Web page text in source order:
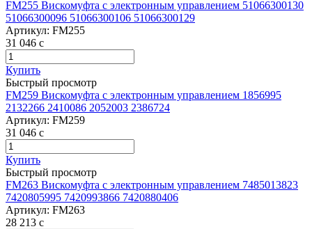
FM255 Вискомуфта с электронным управлением 51066300130
51066300096 51066300106 51066300129
Артикул: FM255
31 046 c
Купить
Быстрый просмотр
FM259 Вискомуфта с электронным управлением 1856995
2132266 2410086 2052003 2386724
Артикул: FM259
31 046 c
Купить
Быстрый просмотр
FM263 Вискомуфта с электронным управлением 7485013823
7420805995 7420993866 7420880406
Артикул: FM263
28 213 c